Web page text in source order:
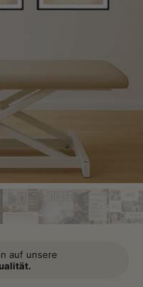
auf unsere